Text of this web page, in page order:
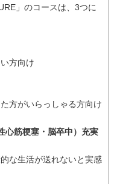
」のコースは、3つに
方向け
方がいらっしゃる方向け
心筋梗塞・脳卒中）充実
な生活が送れないと実感